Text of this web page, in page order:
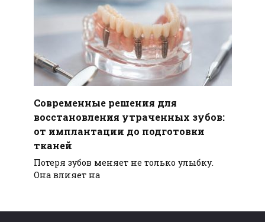
Современные решения для
восстановления утраченных зубов:
от имплантации до подготовки
тканей
Потеря зубов меняет не только улыбку.
Она влияет на